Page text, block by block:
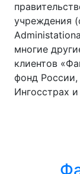
учреждения
многие
клиентов
фонд России,
Ингосстрах